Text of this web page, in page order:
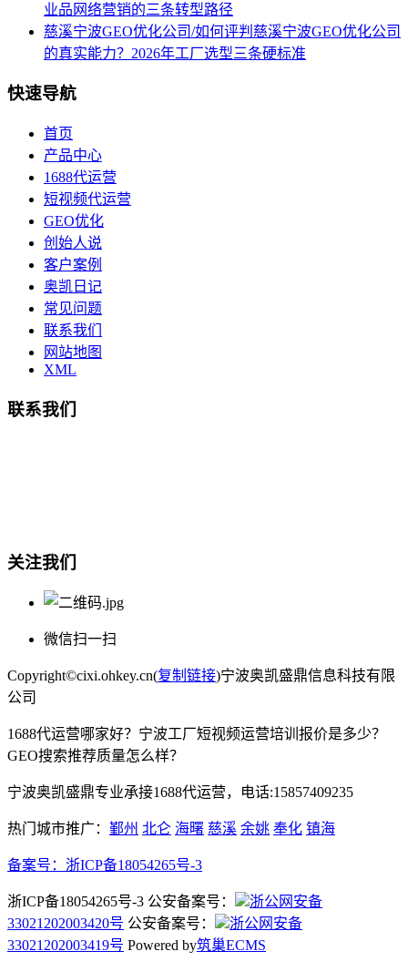
业品网络营销的三条转型路径
慈溪宁波GEO优化公司/如何评判慈溪宁波GEO优化公司
的真实能力？2026年工厂选型三条硬标准
快速导航
首页
产品中心
1688代运营
短视频代运营
GEO优化
创始人说
客户案例
奥凯日记
常见问题
联系我们
网站地图
XML
联系我们
关注我们
微信扫一扫
Copyright©cixi.ohkey.cn(复制链接)宁波奥凯盛鼎信息科技有限
公司
1688代运营哪家好？宁波工厂短视频运营培训报价是多少？
GEO搜索推荐质量怎么样？
宁波奥凯盛鼎专业承接1688代运营，电话:15857409235
热门城市推广： 鄞州 北仑 海曙 慈溪 余姚 奉化 镇海
备案号： 浙ICP备18054265号-3
浙ICP备18054265号-3 公安备案号：
浙公网安备
33021202003420号 公安备案号：
浙公网安备
33021202003419号 Powered by筑巢ECMS